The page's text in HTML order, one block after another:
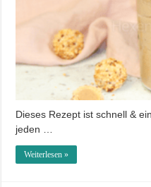
Dieses Rezept ist schnell &
jeden …
Weiterlesen »